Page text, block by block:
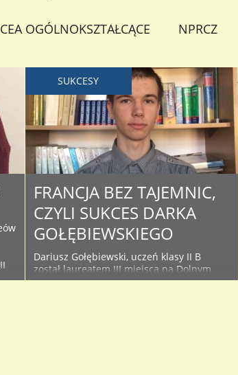
OGÓLNOKSZTAŁCĄCE NPRCZ
SUKCESY
FRANCJA BEZ TAJEMNIC,
CZYLI SUKCES DARKA
GOŁĘBIEWSKIEGO
Dariusz Gołębiewski, uczeń klasy II B
został laureatem III miejsca na Dolnym
Śląsku w finale tegorocznej edycji